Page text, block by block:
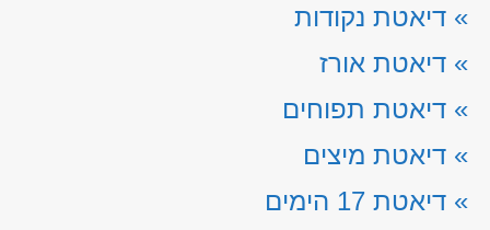
» דיאטת נקודות
» דיאטת אורז
» דיאטת תפוחים
» דיאטת מיצים
» דיאטת 17 הימים